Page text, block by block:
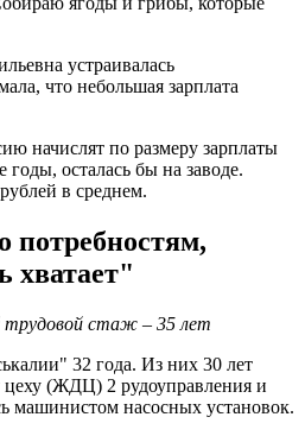
устраивалась
что небольшая зарплата
начислят по размеру зарплаты
годы, осталась бы на заводе.
в среднем.
потребностям,
хватает"
трудовой стаж – 35 лет
32 года. Из них 30 лет
цеху (ЖДЦ) 2 рудоуправления и
машинистом насосных установок.